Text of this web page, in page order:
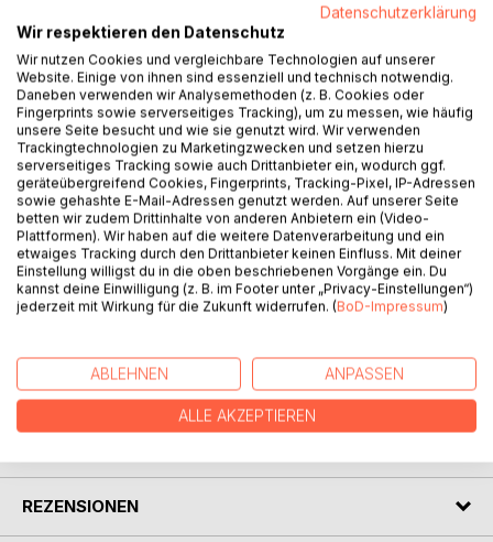
BESCHREIBUNG
1510:
Sieben stadtadelige Ratsherren klagen Halls ehemaligen
ersten nicht-adeligen Stättmeister Hermann Büschler und
die gemeinen Ratsherren vor einem kaiserlichen
Schiedsgericht an und verkündigen, dass man auf dem
Marktplatz mit Fingern werfen und mit Köpfen kugeln
werde.
Im gnadenlosen Gezerre um das Recht kämpft Büschler
ums nackte Überleben und bliebe chancenlos, hätte er
nicht die weitsichtige Hilfe seiner Frau Anna und seines
AUTOR/IN
REZENSIONEN
Datenschutzerklärung
Wir respektieren den Datenschutz
Wir nutzen Cookies und vergleichbare Technologien auf unserer
Website. Einige von ihnen sind essenziell und technisch notwendig.
Daneben verwenden wir Analysemethoden (z. B. Cookies oder
Fingerprints sowie serverseitiges Tracking), um zu messen, wie häufig
unsere Seite besucht und wie sie genutzt wird. Wir verwenden
Trackingtechnologien zu Marketingzwecken und setzen hierzu
serverseitiges Tracking sowie auch Drittanbieter ein, wodurch ggf.
geräteübergreifend Cookies, Fingerprints, Tracking-Pixel, IP-Adressen
sowie gehashte E-Mail-Adressen genutzt werden. Auf unserer Seite
betten wir zudem Drittinhalte von anderen Anbietern ein (Video-
Plattformen). Wir haben auf die weitere Datenverarbeitung und ein
etwaiges Tracking durch den Drittanbieter keinen Einfluss. Mit deiner
Einstellung willigst du in die oben beschriebenen Vorgänge ein. Du
kannst deine Einwilligung (z. B. im Footer unter „Privacy-Einstellungen“)
jederzeit mit Wirkung für die Zukunft widerrufen. (BoD-Impressum)
ABLEHNEN ANPASSEN
ALLE AKZEPTIEREN